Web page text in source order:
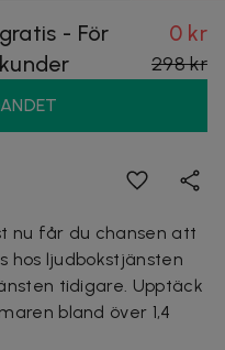
- För
0 kr
298 kr
nu får du chansen att
hos ljudbokstjänsten
tidigare. Upptäck
bland över 1,4